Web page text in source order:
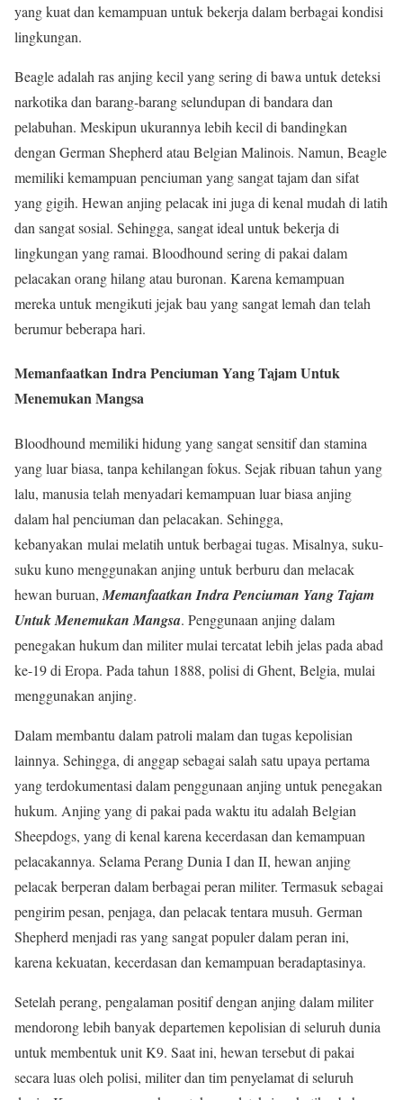
yang kuat dan kemampuan untuk bekerja dalam berbagai kondisi
lingkungan.
Beagle adalah ras anjing kecil yang sering di bawa untuk deteksi
narkotika dan barang-barang selundupan di bandara dan
pelabuhan. Meskipun ukurannya lebih kecil di bandingkan
dengan German Shepherd atau Belgian Malinois. Namun, Beagle
memiliki kemampuan penciuman yang sangat tajam dan sifat
yang gigih. Hewan anjing pelacak ini juga di kenal mudah di latih
dan sangat sosial. Sehingga, sangat ideal untuk bekerja di
lingkungan yang ramai. Bloodhound sering di pakai dalam
pelacakan orang hilang atau buronan. Karena kemampuan
mereka untuk mengikuti jejak bau yang sangat lemah dan telah
berumur beberapa hari.
Memanfaatkan Indra Penciuman Yang Tajam Untuk
Menemukan Mangsa
Bloodhound memiliki hidung yang sangat sensitif dan stamina
yang luar biasa, tanpa kehilangan fokus. Sejak ribuan tahun yang
lalu, manusia telah menyadari kemampuan luar biasa anjing
dalam hal penciuman dan pelacakan. Sehingga,
kebanyakan mulai melatih untuk berbagai tugas. Misalnya, suku-
suku kuno menggunakan anjing untuk berburu dan melacak
hewan buruan, Memanfaatkan Indra Penciuman Yang Tajam
Untuk Menemukan Mangsa. Penggunaan anjing dalam
penegakan hukum dan militer mulai tercatat lebih jelas pada abad
ke-19 di Eropa. Pada tahun 1888, polisi di Ghent, Belgia, mulai
menggunakan anjing.
Dalam membantu dalam patroli malam dan tugas kepolisian
lainnya. Sehingga, di anggap sebagai salah satu upaya pertama
yang terdokumentasi dalam penggunaan anjing untuk penegakan
hukum. Anjing yang di pakai pada waktu itu adalah Belgian
Sheepdogs, yang di kenal karena kecerdasan dan kemampuan
pelacakannya. Selama Perang Dunia I dan II, hewan anjing
pelacak berperan dalam berbagai peran militer. Termasuk sebagai
pengirim pesan, penjaga, dan pelacak tentara musuh. German
Shepherd menjadi ras yang sangat populer dalam peran ini,
karena kekuatan, kecerdasan dan kemampuan beradaptasinya.
Setelah perang, pengalaman positif dengan anjing dalam militer
mendorong lebih banyak departemen kepolisian di seluruh dunia
untuk membentuk unit K9. Saat ini, hewan tersebut di pakai
secara luas oleh polisi, militer dan tim penyelamat di seluruh